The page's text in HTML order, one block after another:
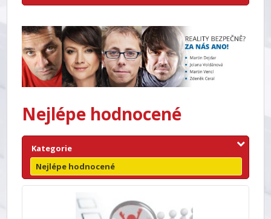
Nejlépe hodnocené
Kategorie
Nejlépe hodnocené